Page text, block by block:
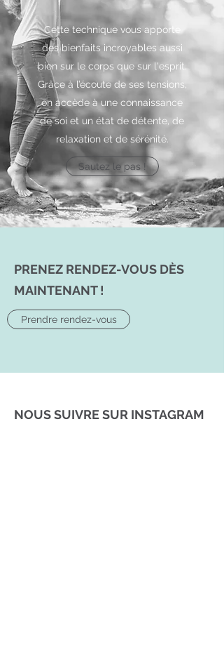
Cette technique vous apporte
des bienfaits incroyables aussi
bien sur le corps que sur l'esprit.
Grâce à l’écoute de ses tensions,
on accède à une connaissance
de soi et un état de détente, de
relaxation et de sérénité.
Sautez le pas !
PRENEZ RENDEZ-VOUS DÈS
MAINTENANT !
Prendre rendez-vous
NOUS SUIVRE SUR INSTAGRAM